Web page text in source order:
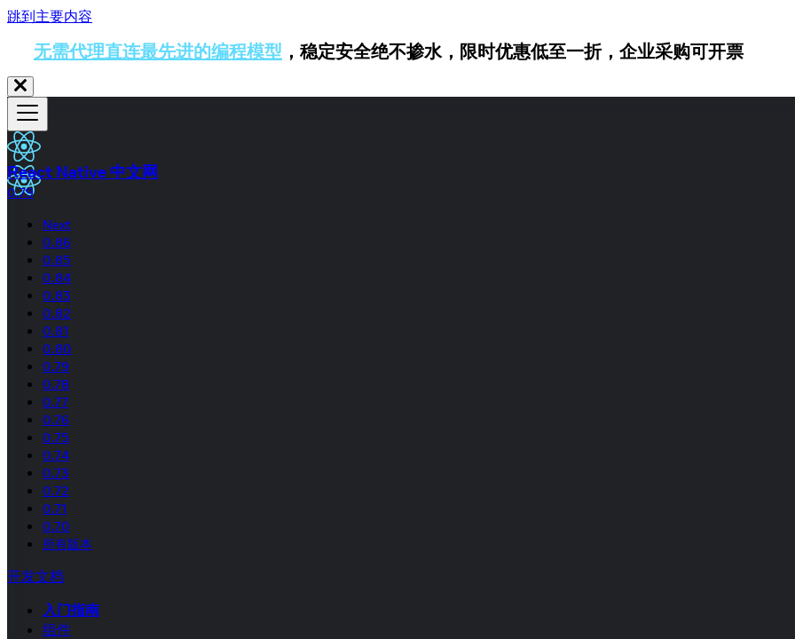
跳到主要内容
无需代理直连最先进的编程模型 ，稳定安全绝不掺水，限时优惠低至一折，企业采购可开票
React Native 中文网
0.79
Next
0.86
0.85
0.84
0.83
0.82
0.81
0.80
0.79
0.78
0.77
0.76
0.75
0.74
0.73
0.72
0.71
0.70
所有版本
开发文档
入门指南
组件